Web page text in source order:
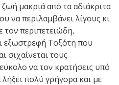
μακριά από τα αδιάκριτα
να περιλαμβάνει λίγους κι
τον περιπετειώδη,
εξωστρεφή Τοξότη που
σιχαίνεται τους
να τον κρατήσεις υπό
πολύ γρήγορα και με